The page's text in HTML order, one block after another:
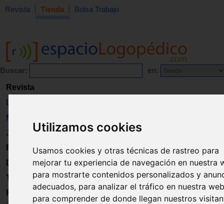
Utilizamos cookies
Usamos cookies y otras técnicas de rastreo para
mejorar tu experiencia de navegación en nuestra
para mostrarte contenidos personalizados y
adecuados, para analizar el tráfico en nuestra
para comprender de donde llegan nuestros
Revista Tienda Bolsa Trabajo
Buscar: en:
Revista
Libros
Material
Juguetes
Formación
Directorio
Trabajo
Registro